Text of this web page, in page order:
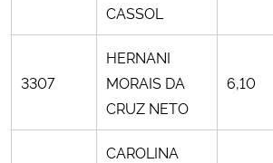
CASSOL
3307
HERNANI
MORAIS DA
CRUZ NETO
6,10
CAROLINA